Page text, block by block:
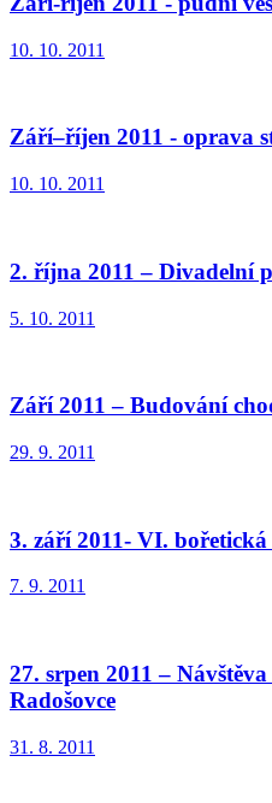
10. 10. 2011
Září–říjen 2011 - oprava
10. 10. 2011
2. října 2011 – Divadelní
5. 10. 2011
Září 2011 – Budování
29. 9. 2011
3. září 2011- VI. bořetická
7. 9. 2011
27. srpen 2011 –
Radošovce
31. 8. 2011